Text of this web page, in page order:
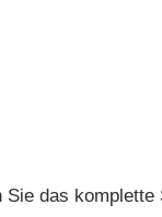
Sie das komplette